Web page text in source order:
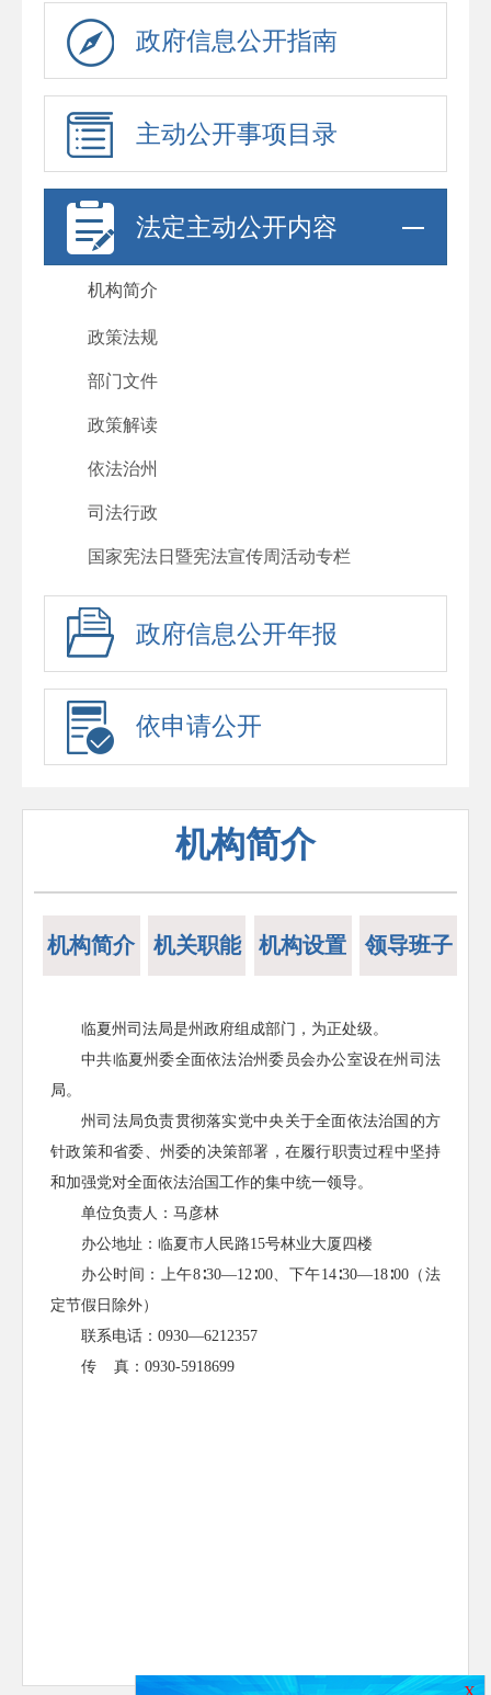
政府信息公开指南
主动公开事项目录
法定主动公开内容
机构简介
政策法规
部门文件
政策解读
依法治州
司法行政
国家宪法日暨宪法宣传周活动专栏
政府信息公开年报
依申请公开
机构简介
机构简介 机关职能 机构设置 领导班子
临夏州司法局是州政府组成部门，为正处级。
中共临夏州委全面依法治州委员会办公室设在州司法
局。
州司法局负责贯彻落实党中央关于全面依法治国的方
针政策和省委、州委的决策部署，在履行职责过程中坚持
和加强党对全面依法治国工作的集中统一领导。
单位负责人：马彦林
办公地址：临夏市人民路15号林业大厦四楼
办公时间：上午8∶30—12∶00、下午14∶30—18∶00（法
定节假日除外）
联系电话：0930—6212357
传 真：0930-5918699